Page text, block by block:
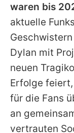
waren bis
aktuelle
Dylan mit
neuen
Erfolge
für die Fans
an
vertrauten